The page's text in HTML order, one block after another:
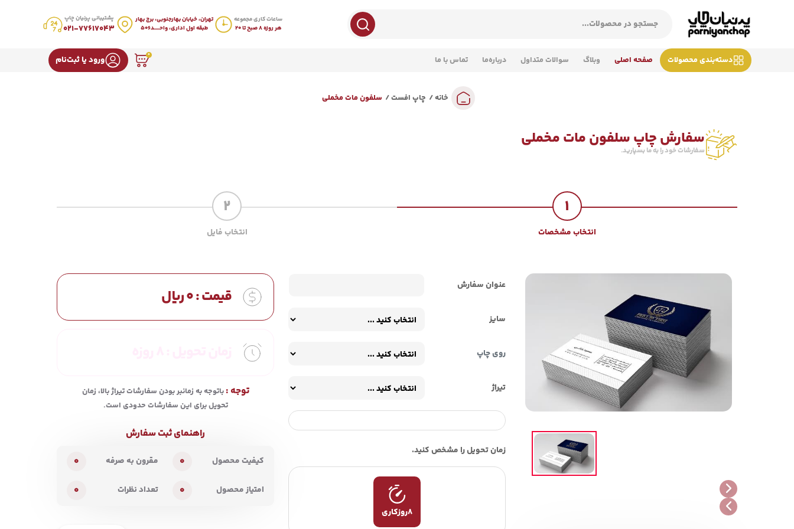
ساعات کاری مجموعه
هر روزه 8 صبح تا 20
تهران، خیابان بهارجنوبی، برج بهار
طبقه اول اداری، واحـــــد506
پشتیبانی پرنیان چاپ
021-77617043
دسته‌بندی محصولات صفحه اصلی وبلاگ سوالات متداول درباره‌ما تماس با ما 0 ورود یا ثبت‌نام
خانه چاپ افست سلفون مات مخملی
سفارش چاپ سلفون مات مخملی
سفارشات خود را به ما بسپارید.
1
انتخاب مشخصات
2
انتخاب فایل
عنوان سفارش
سایز
روی چاپ
تیراژ
زمان تحویل را مشخص کنید.
8روزکاری
قیمت :0ریال
توجه :باتوجه به زمانبر بودن سفارشات تیراژ بالا، زمان
تحویل برای این سفارشات حدودی است.
راهنمای ثبت سفارش
کیفیت محصول 0 مقرون به صرفه 0
امتیاز محصول 0 تعداد نظرات 0